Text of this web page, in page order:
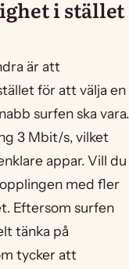
i stället
är att
för att välja en
surfen ska vara.
3 Mbit/s, vilket
appar. Vill du
med fler
Eftersom surfen
tänka på
tycker att